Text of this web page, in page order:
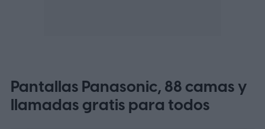
Pantallas Panasonic, 88 camas y
llamadas gratis para todos